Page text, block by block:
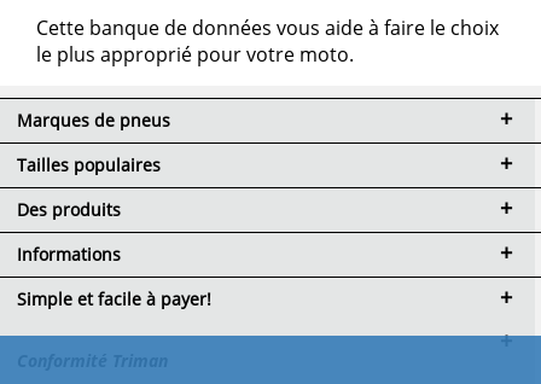
Cette banque de données vous aide à faire le choix
le plus approprié pour votre moto.
Marques de pneus
Tailles populaires
Des produits
Informations
Simple et facile à payer!